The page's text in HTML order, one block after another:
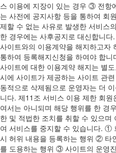
스 이용에 지장이 있는 경우 ③ 전항
는 사전에 공지사항 등을 통하여 회
제할 수 없는 사유로 발생한 서비스
한 경우에는 사후공지로 대신합니
사이트와의 이용계약을 해지하고자
통하여 등록해지신청을 하여야 합
사이트에 대한 이용계약 해지는 별
시에 사이트가 제공하는 사이트 관
동적으로 삭제됨으로 운영자는 더
니다. 제11조 서비스 이용 제한 회
여서는 아니되며 해당 행위를 한 경
한 및 적법한 조치를 취할 수 있으
여 서비스를 중지할 수 있습니다. ①
시 허위 내용을 등록하는 행위 ② 타
를 도용하는 행위 ③ 사이트의 운영